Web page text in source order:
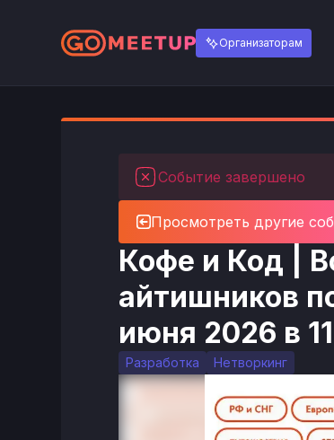
Организаторам
Событие завершено
Просмотреть другие
Кофе и Код |
айтишников
июня 2026 в
Разработка Нетворкинг